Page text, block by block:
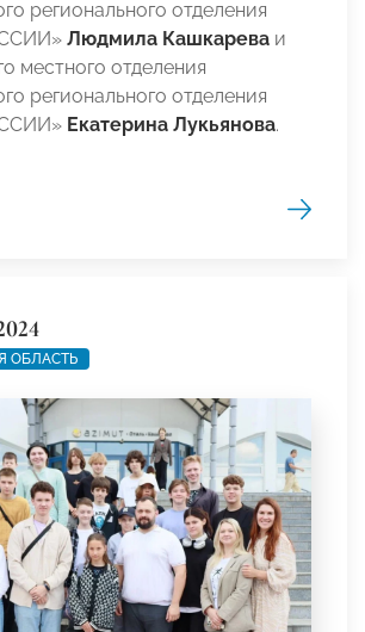
регионального отделения
Людмила Кашкарева и
местного отделения
регионального отделения
Екатерина Лукьянова.
ОБЛАСТЬ